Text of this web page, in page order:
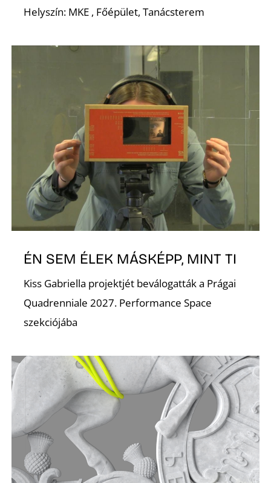
Helyszín: MKE , Főépület, Tanácsterem
ÉN SEM ÉLEK MÁSKÉPP, MINT TI
Kiss Gabriella projektjét beválogatták a Prágai
Quadrenniale 2027. Performance Space
szekciójába